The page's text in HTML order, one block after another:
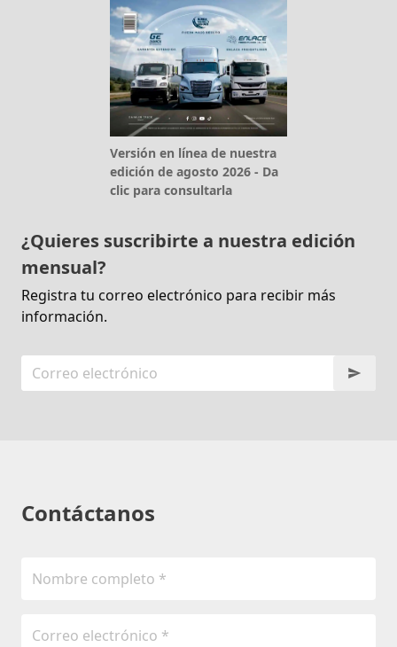
Versión en línea de nuestra
edición de agosto 2026 - Da
clic para consultarla
¿Quieres suscribirte a nuestra edición
mensual?
Registra tu correo electrónico para recibir más
información.
Contáctanos